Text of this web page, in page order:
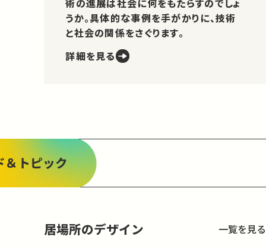
術の進展は社会に何をもたらすのでしょ
うか。具体的な事例を手がかりに、技術
と社会の関係をさぐります。
詳細を見る
＆トピック
居場所のデザイン 一覧を見る